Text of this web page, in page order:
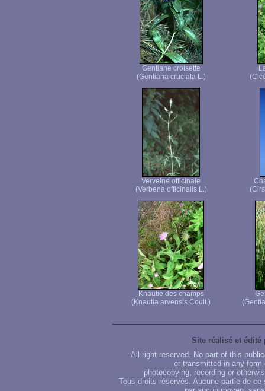
Gentiane croisette
(Gentiana cruciata L.)
Verveine officinale
(Verbena officinalis L.)
Knautie des champs
(Knautia arvensis Coult.)
Site réalisé et édité
All right reserved. No part of this
or transmitted in any
photocopying, recording or
Tous droits réservés. Aucune partie de